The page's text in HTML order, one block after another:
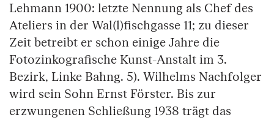
Lehmann 1900: letzte Nennung als Chef des
Ateliers in der Wal(l)fischgasse 11; zu dieser
Zeit betreibt er schon einige Jahre die
Fotozinkografische Kunst-Anstalt im 3.
Bezirk, Linke Bahng. 5). Wilhelms Nachfolger
wird sein Sohn Ernst Förster. Bis zur
erzwungenen Schließung 1938 trägt das